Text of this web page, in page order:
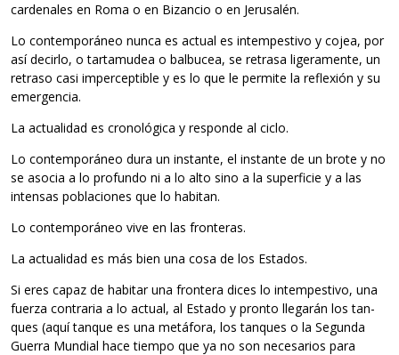
car­de­na­les en Roma o en Bizan­cio o en Jerusalén.
Lo con­tem­po­rá­neo nunca es actual es intem­pes­tivo y cojea, por
así decirlo, o tar­ta­mu­dea o bal­bu­cea, se retrasa lige­ra­mente, un
retraso casi imper­cep­ti­ble y es lo que le per­mite la refle­xión y su
emergencia.
La actua­li­dad es cro­no­ló­gica y res­ponde al ciclo.
Lo con­tem­po­rá­neo dura un ins­tante, el ins­tante de un brote y no
se aso­cia a lo pro­fundo ni a lo alto sino a la super­fi­cie y a las
inten­sas pobla­cio­nes que lo habitan.
Lo con­tem­po­rá­neo vive en las fronteras.
La actua­li­dad es más bien una cosa de los Estados.
Si eres capaz de habi­tar una fron­tera dices lo intem­pes­tivo, una
fuerza con­tra­ria a lo actual, al Estado y pronto lle­ga­rán los tan­
ques (aquí tan­que es una metá­fora, los tan­ques o la Segunda
Gue­rra Mun­dial hace tiempo que ya no son nece­sa­rios para